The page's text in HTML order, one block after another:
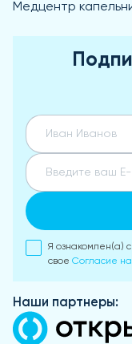
Медцентр
Я ознакомлен(а) с
свое Согласие
Наши партнеры: